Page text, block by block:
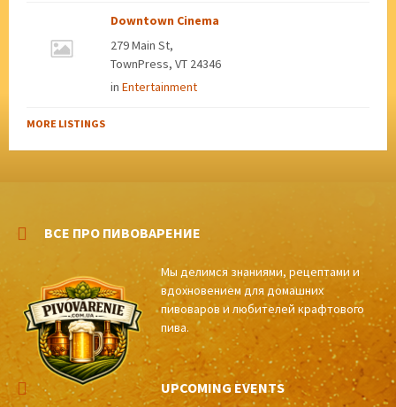
Downtown Cinema
279 Main St,
TownPress, VT 24346
in Entertainment
MORE LISTINGS
ВСЕ ПРО ПИВОВАРЕНИЕ
Мы делимся знаниями, рецептами и
вдохновением для домашних
пивоваров и любителей крафтового
пива.
UPCOMING EVENTS